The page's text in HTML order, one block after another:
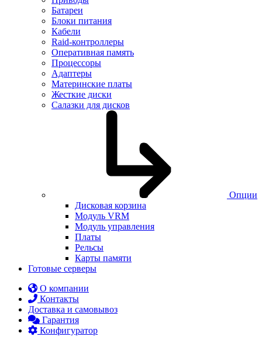
Батареи
Блоки питания
Кабели
Raid-контроллеры
Оперативная память
Процессоры
Адаптеры
Материнские платы
Жесткие диски
Салазки для дисков
Опции
Дисковая корзина
Модуль VRM
Модуль управления
Платы
Рельсы
Карты памяти
Готовые серверы
О компании
Контакты
Доставка и самовывоз
Гарантия
Конфигуратор